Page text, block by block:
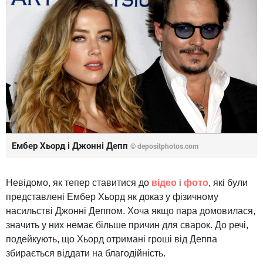
Ембер Хьорд і Джонні Депп © depositphotos.com
Невідомо, як тепер ставитися до відео і фото, які були
представлені Ембер Хьорд як доказ у фізичному
насильстві Джонні Деппом. Хоча якщо пара домовилася,
значить у них немає більше причин для сварок. До речі,
подейкують, що Хьорд отримані гроші від Деппа
збирається віддати на благодійність.